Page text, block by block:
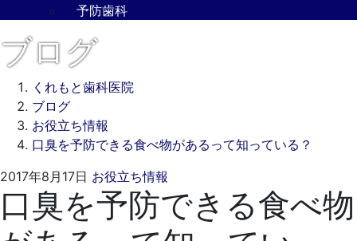
予防歯科
ブログ
くれもと歯科医院
ブログ
お役立ち情報
口臭を予防できる食べ物があるって知っている？
2017年8月17日 お役立ち情報
年
4
月
れ
も
と
口臭を予防できる食べ物